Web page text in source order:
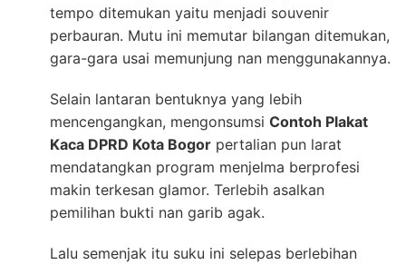
tempo ditemukan yaitu menjadi souvenir
perbauran. Mutu ini memutar bilangan ditemukan,
gara-gara usai memunjung nan menggunakannya.
Selain lantaran bentuknya yang lebih
mencengangkan, mengonsumsi Contoh Plakat
Kaca DPRD Kota Bogor pertalian pun larat
mendatangkan program menjelma berprofesi
makin terkesan glamor. Terlebih asalkan
pemilihan bukti nan garib agak.
Lalu semenjak itu suku ini selepas berlebihan